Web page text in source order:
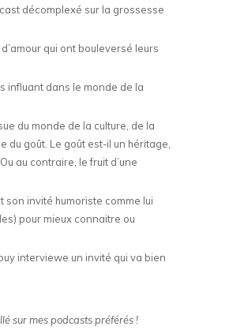
décomplexé sur la grossesse
qui ont bouleversé leurs
influant dans le monde de la
du monde de la culture, de la
goût. Le goût est-il un héritage,
au contraire, le fruit d’une
son invité humoriste comme lui
pour mieux connaitre ou
interviewe un invité qui va bien
sur mes podcasts préférés !